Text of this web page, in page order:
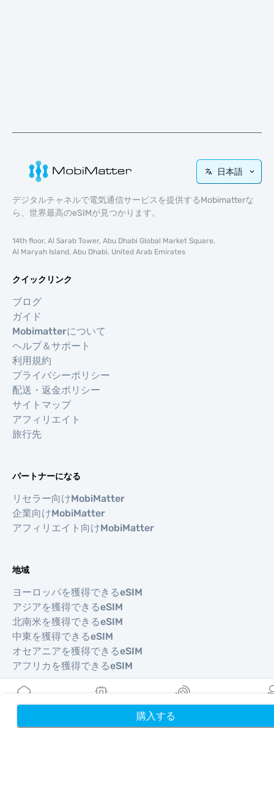
購入する
日本語
デジタルチャネルで電気通信サービスを提供するMobimatterな
ら、世界最高のeSIMが見つかります。
14th floor, Al Sarab Tower, Abu Dhabi Global Market Square,
Al Maryah Island, Abu Dhabi, United Arab Emirates
クイックリンク
ブログ
ガイド
Mobimatterについて
ヘルプ＆サポート
利用規約
プライバシーポリシー
配送・返金ポリシー
サイトマップ
アフィリエイト
旅行先
パートナーになる
リセラー向けMobiMatter
企業向けMobiMatter
アフィリエイト向けMobiMatter
地域
ヨーロッパを獲得できるeSIM
アジアを獲得できるeSIM
北南米を獲得できるeSIM
中東を獲得できるeSIM
オセアニアを獲得できるeSIM
アフリカを獲得できるeSIM
国
米国を獲得できるeSIM
リワード